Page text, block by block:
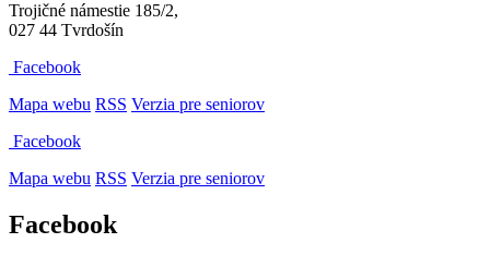
Trojičné námestie 185/2,
027 44 Tvrdošín
Facebook
Mapa webu RSS Verzia pre seniorov
Facebook
Mapa webu RSS Verzia pre seniorov
Facebook